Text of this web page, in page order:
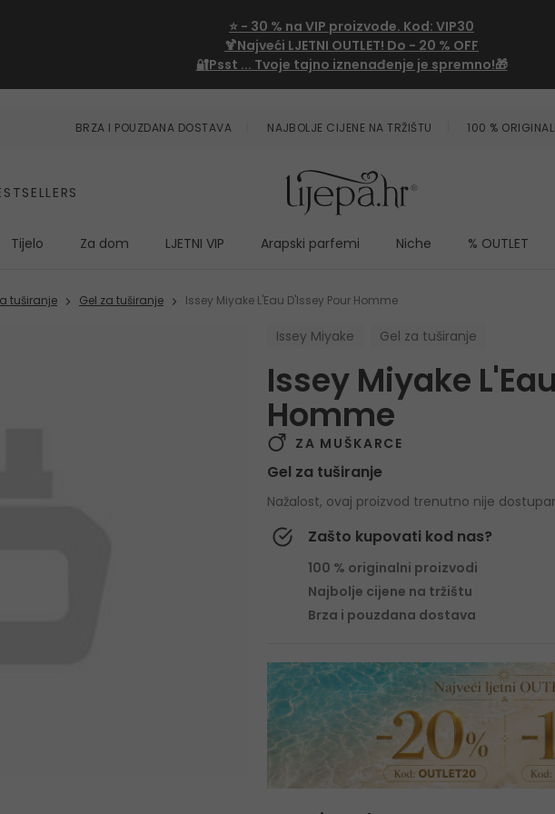
⭐ - 30 % na VIP proizvode. Kod: VIP30
🍹Najveći LJETNI OUTLET! Do - 20 % OFF
🔐Psst ... Tvoje tajno iznenađenje je spremno!🎁
BRZA I POUZDANA DOSTAVA NAJBOLJE CIJENE NA TRŽIŠTU 100 %
Tijelo Za dom LJETNI VIP Arapski parfemi Niche % OUTLET
tuširanje Gel za tuširanje Issey Miyake L'Eau D'Issey Pour Homme
Issey Miyake Gel za tuširanje
Issey Miyake
Homme
ZA MUŠKARCE
Gel za tuširanje
Nažalost, ovaj proizvod trenutno nije
Zašto kupovati kod nas?
100 % originalni proizvodi
Najbolje cijene na tržištu
Brza i pouzdana dostava